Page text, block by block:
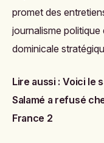
promet des
journalisme
dominicale
Lire aussi : Voici le
Salamé a refusé
France 2